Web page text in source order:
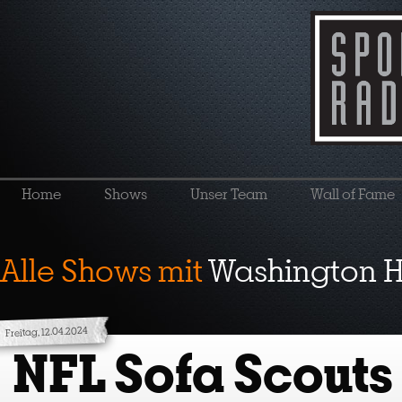
Home Shows Unser Team Wall of Fame
Alle Shows mitWashington
Freitag, 12.04.2024
NFL Sofa